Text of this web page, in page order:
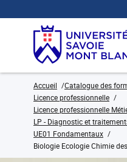
Accueil
Catalogue des
Licence professionnelle
Licence professionnelle
LP - Diagnostic et
UE01 Fondamentaux
Biologie Ecologie Chimie